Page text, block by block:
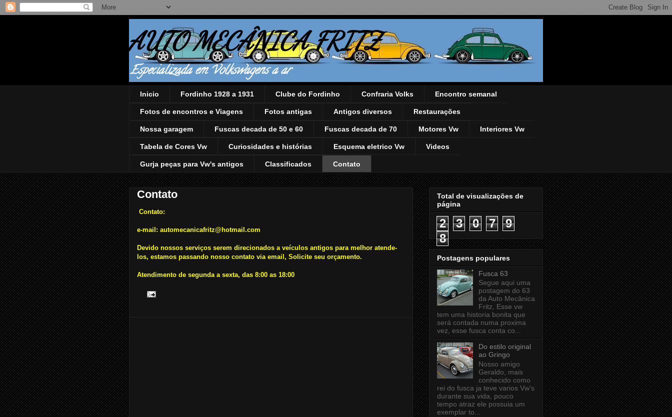
AUTO MECÂNICA FRITZ
Especializada em Volkswagens a ar
Inicio Fordinho 1928 a 1931 Clube do Fordinho Confraria Volks Encontro semanal
Fotos de encontros e Viagens Fotos antigas Antigos diversos Restaurações
Nossa garagem Fuscas decada de 50 e 60 Fuscas decada de 70 Motores Vw Interiores Vw
Tabela de Cores Vw Curiosidades e histórias Esquema eletrico Vw Videos
Gurja peças para Vw's antigos Classificados Contato
Contato
Contato:
e-mail: automecanicafritz@hotmail.com
Devido nossos serviços serem direcionados a veículos antigos para melhor atende-
los, estamos passando nosso contato via email, Solicite seu orçamento.
Atendimento de segunda a sexta, das 8:00 as 18:00
Total de visualizações de
página
2 3 0 7
9
8
Postagens populares
Fusca 63
Segue aqui uma
postagem do 63
da Auto Mecânica
Fritz, Esse vw
tem uma historia bonita que
será contada numa proxima
vez, esse fusca conta co...
Do estilo original
ao Gringo
Nosso amigo
Geraldo, mais
conhecido como
rei do fusca ja teve varios Vw's
durante sua vida, pouco
tempo atraz ele possuia um
exemplar to...